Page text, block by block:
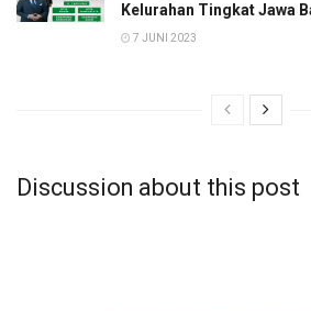
Kelurahan Tingkat Jawa
7 JUNI 2023
Discussion about this post